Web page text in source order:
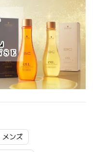
メンズ